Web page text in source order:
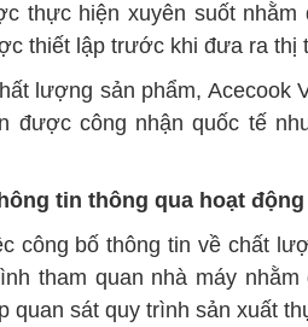
thực hiện xuyên suốt
thiết lập trước khi đưa ra thị
lượng sản phẩm, Acecook
được công nhận quốc tế
tin thông qua hoạt
công bố thông tin về chất
tham quan nhà máy
quan sát quy trình sản xuất